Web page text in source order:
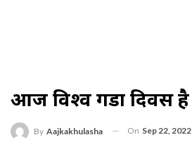
आज विश्‍व गेंडा दिवस है
By Aajkakhulasha On Sep 22, 2022